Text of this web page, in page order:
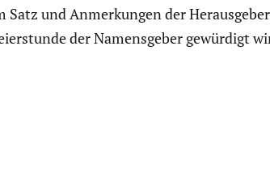
und Anmer­kungen der
der Namens­geber gewürdigt